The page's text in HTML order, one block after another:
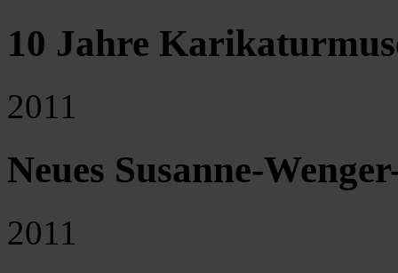
10 Jahre
2011
Neues Susanne-
2011